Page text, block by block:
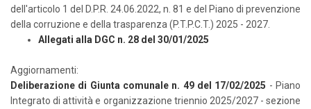
dell'articolo 1 del D.P.R. 24.06.2022, n. 81 e del Piano di prevenzione
della corruzione e della trasparenza (P.T.P.C.T.) 2025 - 2027.
Allegati alla DGC n. 28 del 30/01/2025
Aggiornamenti:
Deliberazione di Giunta comunale n. 49 del 17/02/2025 - Piano
Integrato di attività e organizzazione triennio 2025/2027 - sezione